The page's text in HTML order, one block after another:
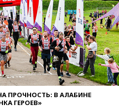
ПРОЧНОСТЬ: В АЛАБИНЕ
ГЕРОЕВ»